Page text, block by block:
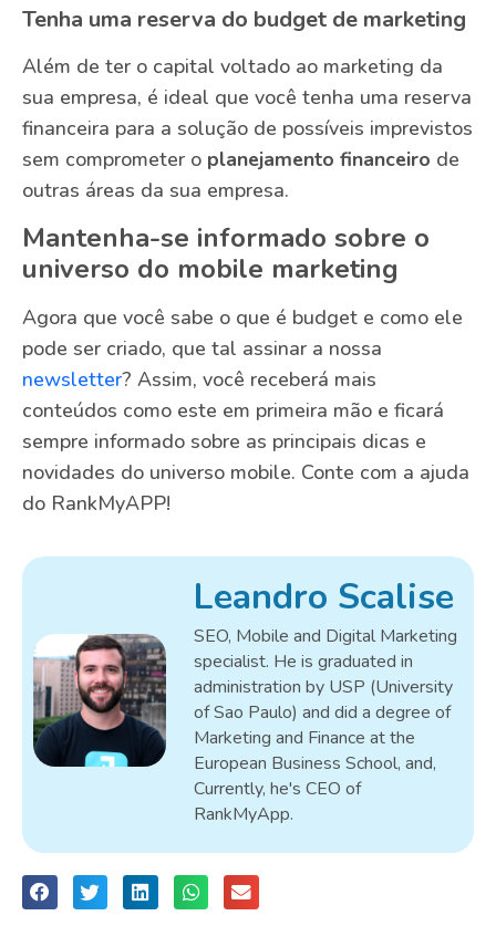
Tenha uma reserva do budget de marketing
Além de ter o capital voltado ao marketing da
sua empresa, é ideal que você tenha uma reserva
financeira para a solução de possíveis imprevistos
sem comprometer o planejamento financeiro de
outras áreas da sua empresa.
Mantenha-se informado sobre o
universo do mobile marketing
Agora que você sabe o que é budget e como ele
pode ser criado, que tal assinar a nossa
newsletter? Assim, você receberá mais
conteúdos como este em primeira mão e ficará
sempre informado sobre as principais dicas e
novidades do universo mobile. Conte com a ajuda
do RankMyAPP!
Leandro Scalise
SEO, Mobile and Digital Marketing
specialist. He is graduated in
administration by USP (University
of Sao Paulo) and did a degree of
Marketing and Finance at the
European Business School, and,
Currently, he's CEO of
RankMyApp.